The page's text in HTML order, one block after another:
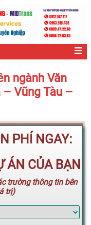
ngành Văn
– Vũng Tàu –
PHÍ NGAY:
ÁN CỦA BẠN
trường thông tin bên
trị)